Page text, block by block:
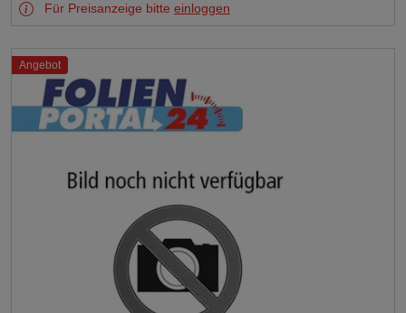
Für Preisanzeige bitte einloggen
Angebot